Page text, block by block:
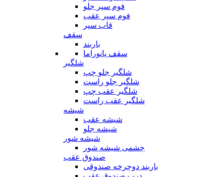
فوم سپر جلو
فوم سپر عقب
قاب سپر
سقف
باربند
سقف پانوراما
شلگیر
شلگیر جلو چپ
شلگیر جلو راست
شلگیر عقب چپ
شلگیر عقب راست
شیشه
شیشه عقب
شیشه جلو
شیشه شور
چشمی شیشه شور
صندوق عقب
باربند دوچرخه صندوقی